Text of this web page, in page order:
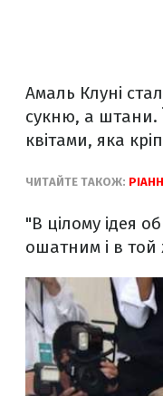
Амаль Клуні
сукню, а штани.
квітами, яка
ЧИТАЙТЕ ТАКОЖ:
"В цілому ідея
ошатним і в той